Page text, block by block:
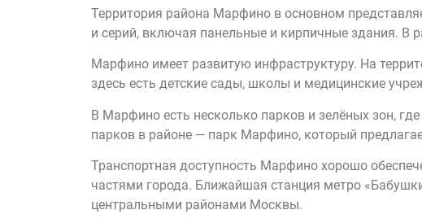
Территория района Марфино в основном
и серий, включая панельные и кирпичные здания. В
Марфино имеет развитую инфраструктуру. На
здесь есть детские сады, школы и медицинские
В Марфино есть несколько парков и зелёных зон,
парков в районе — парк Марфино, который
Транспортная доступность Марфино хорошо
частями города. Ближайшая станция метро
центральными районами Москвы.